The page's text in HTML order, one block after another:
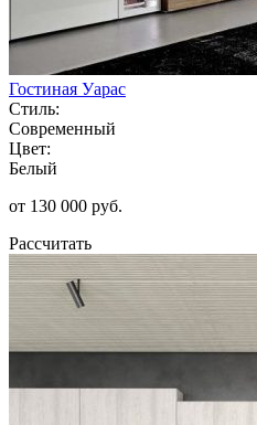
Гостиная Уарас
Стиль:
Современный
Цвет:
Белый
от 130 000 руб.
Рассчитать